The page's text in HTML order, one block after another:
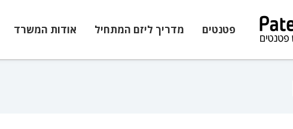
פטנטים מדריך ליזם המתחיל אודות המשרד